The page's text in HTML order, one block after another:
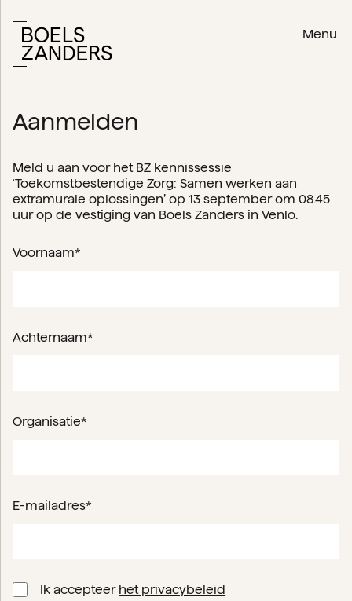
Menu
Aanmelden
Meld u aan voor het BZ kennissessie
‘Toekomstbestendige Zorg: Samen werken aan
extramurale oplossingen’ op 13 september om 08.45
uur op de vestiging van Boels Zanders in Venlo.
Voornaam*
Achternaam*
Organisatie*
E-mailadres*
Ik accepteer het privacybeleid